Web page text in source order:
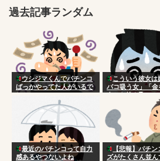
過去記事ランダム
ウシジマくんでパチンコ
ばっかやってた人がいるで
しょ
こういう彼女は
バコ吸う女」「金
布から抜き取って
する女」「日常的
くる女」
最近のパチンコって自力
感あるやつないよね
【悲報】パチ
ズがたくさん並ん